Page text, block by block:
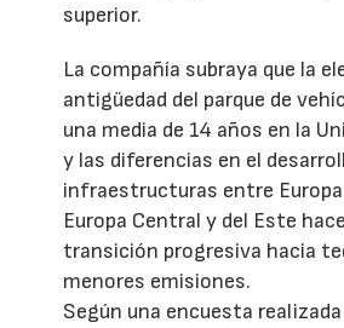
superior.
La compañía subraya que la
antigüedad del parque de
una media de 14 años en la
y las diferencias en el
infraestructuras entre
Europa Central y del Este
transición progresiva hacia
menores emisiones.
Según una encuesta